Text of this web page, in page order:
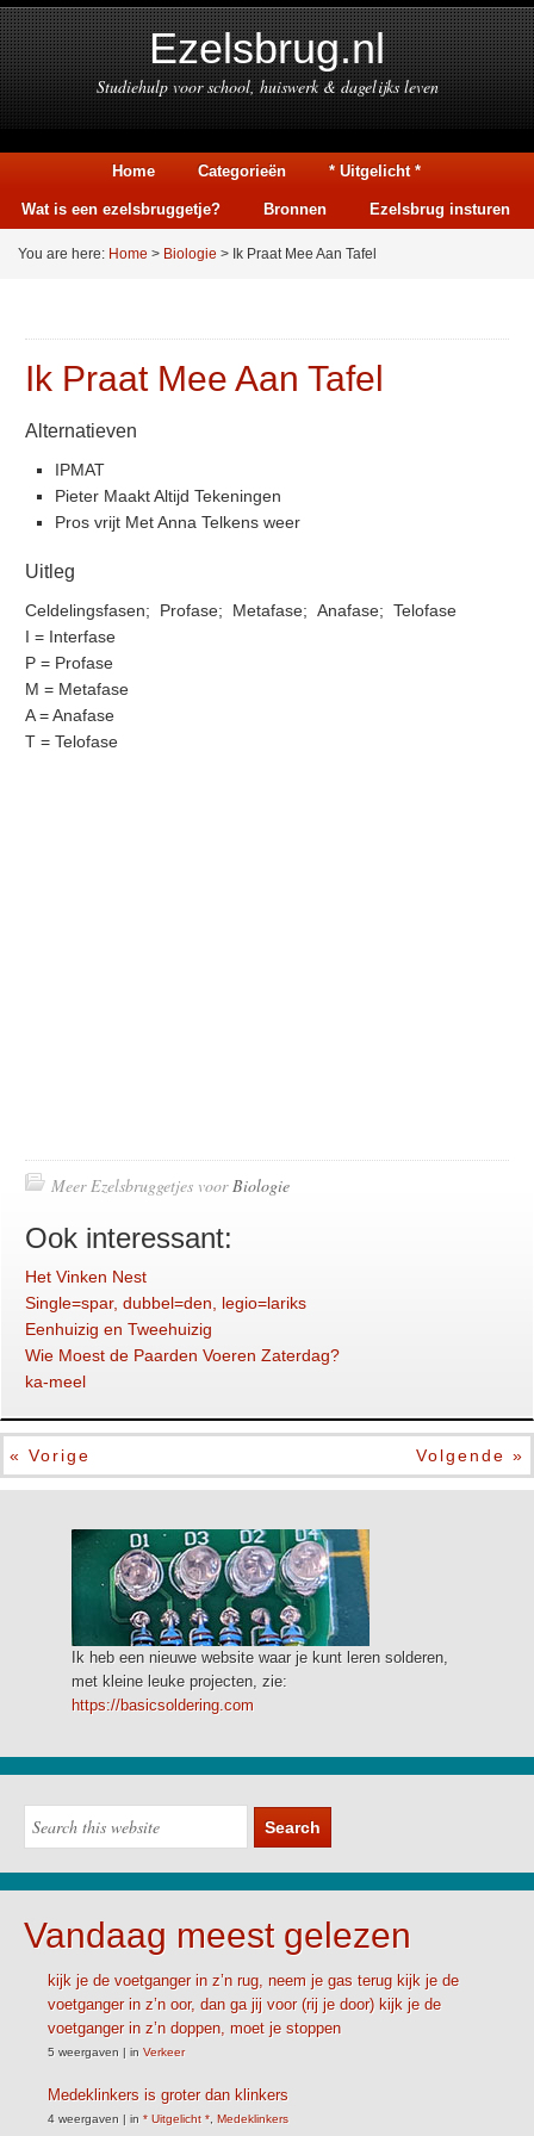
Ezelsbrug.nl
Studiehulp voor school, huiswerk & dagelijks leven
Home Categorieën * Uitgelicht *
Wat is een ezelsbruggetje? Bronnen Ezelsbrug insturen
You are here: Home > Biologie > Ik Praat Mee Aan Tafel
Ik Praat Mee Aan Tafel
Alternatieven
IPMAT
Pieter Maakt Altijd Tekeningen
Pros vrijt Met Anna Telkens weer
Uitleg
Celdelingsfasen; Profase; Metafase; Anafase; Telofase
I = Interfase
P = Profase
M = Metafase
A = Anafase
T = Telofase
Meer Ezelsbruggetjes voorBiologie
Ook interessant:
Het Vinken Nest
Single=spar, dubbel=den, legio=lariks
Eenhuizig en Tweehuizig
Wie Moest de Paarden Voeren Zaterdag?
ka-meel
« Vorige Volgende »
Ik heb een nieuwe website waar je kunt leren solderen,
met kleine leuke projecten, zie:
https://basicsoldering.com
Vandaag meest gelezen
kijk je de voetganger in z’n rug, neem je gas terug kijk je de
voetganger in z’n oor, dan ga jij voor (rij je door) kijk je de
voetganger in z’n doppen, moet je stoppen
5 weergaven | in Verkeer
Medeklinkers is groter dan klinkers
4 weergaven | in * Uitgelicht * Medeklinkers